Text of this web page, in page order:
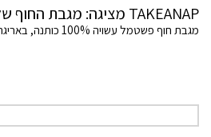
TAKEANAP מציגה: מגבת החוף שלא סוחבת חול
מגבת חוף פשטמל עשויה 100% כותנה, באריגה דקה, רכה ואוורירית.